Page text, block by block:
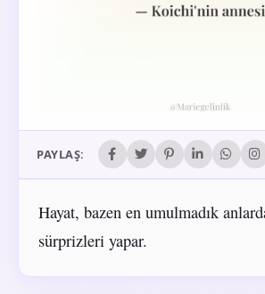
PAYLAŞ:
Hayat, bazen en umulmadık
sürprizleri yapar.